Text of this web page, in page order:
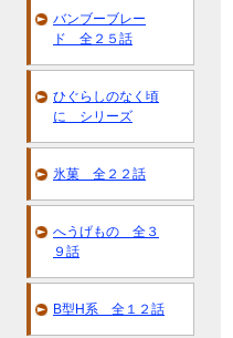
バンブーブレー
ド 全２５話
ひぐらしのなく頃
に シリーズ
氷菓 全２２話
へうげもの 全３
９話
B型H系 全１２話